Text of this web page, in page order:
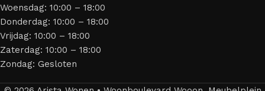
Woensdag: 10:00 – 18:00
Donderdag: 10:00 – 18:00
Vrijdag: 10:00 – 18:00
Zaterdag: 10:00 – 18:00
Zondag: Gesloten